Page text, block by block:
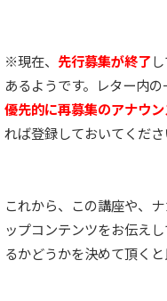
※現在、 先行募集が終了
あるようです。レター内
優先的に再募集のアナウ
れば登録しておいてくだ
これから、この講座や、
ップコンテンツをお伝え
るかどうかを決めて頂くと